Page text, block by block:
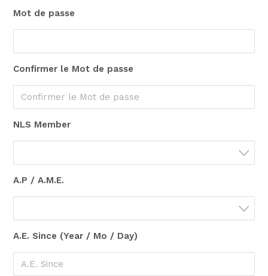
Mot de passe
Confirmer le Mot de passe
NLS Member
A.P / A.M.E.
A.E. Since (Year / Mo / Day)